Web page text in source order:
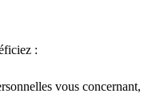
:
vous concernant,